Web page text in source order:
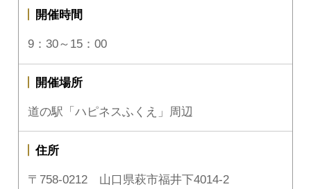
開催時間
9：30～15：00
開催場所
道の駅「ハピネスふくえ」周辺
住所
〒758-0212 山口県萩市福井下4014-2